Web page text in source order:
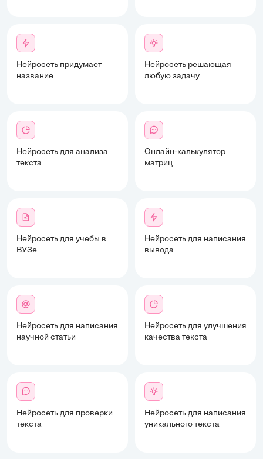
Нейросеть придумает
название
Нейросеть решающая
любую задачу
Нейросеть для анализа
текста
Онлайн-калькулятор
матриц
Нейросеть для учебы в
ВУЗе
Нейросеть для написания
вывода
Нейросеть для написания
научной статьи
Нейросеть для улучшения
качества текста
Нейросеть для проверки
текста
Нейросеть для написания
уникального текста